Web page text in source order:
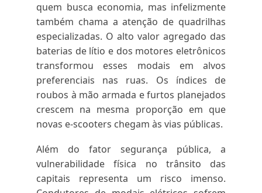
quem busca economia, mas infelizmente
também chama a atenção de quadrilhas
especializadas. O alto valor agregado das
baterias de lítio e dos motores eletrônicos
transformou esses modais em alvos
preferenciais nas ruas. Os índices de
roubos à mão armada e furtos planejados
crescem na mesma proporção em que
novas e-scooters chegam às vias públicas.
Além do fator segurança pública, a
vulnerabilidade física no trânsito das
capitais representa um risco imenso.